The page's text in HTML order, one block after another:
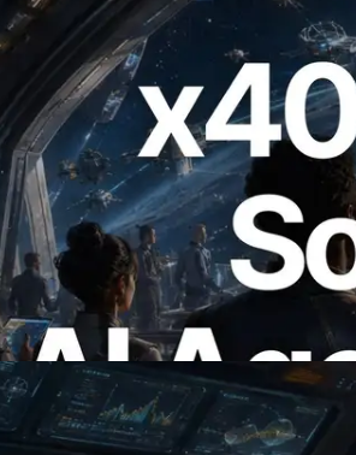
Solana RPC с
— Эпоха, в которой
за нужные API по